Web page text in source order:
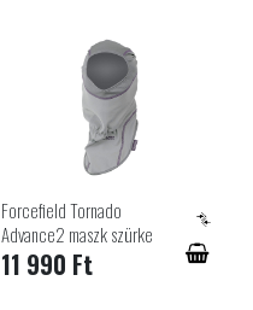
Forcefield Tornado
Advance2 maszk szürke
11 990 Ft